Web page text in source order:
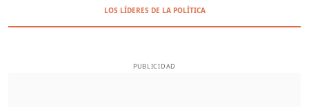
LOS LÍDERES DE LA POLÍTICA
PUBLICIDAD